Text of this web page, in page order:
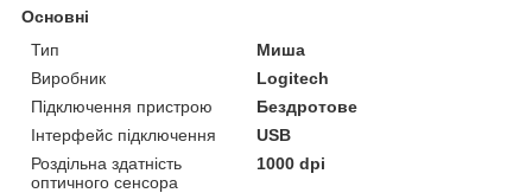
Основні
Тип
Миша
Виробник
Logitech
Підключення пристрою
Бездротове
Інтерфейс підключення
USB
Роздільна здатність
оптичного сенсора
1000 dpi